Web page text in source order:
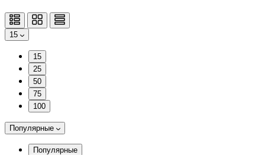
15
15
25
50
75
100
Популярные
Популярные